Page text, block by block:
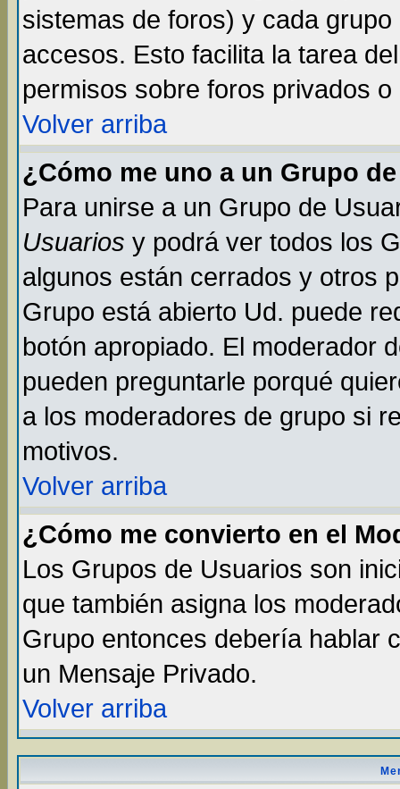
sistemas de foros) y cada
accesos. Esto facilita la tarea
permisos sobre foros privados
Volver arriba
¿Cómo me uno a un Grupo
Para unirse a un Grupo de
Usuarios y podrá ver todos los
algunos están cerrados y otros
Grupo está abierto Ud. puede
botón apropiado. El moderador
pueden preguntarle porqué
a los moderadores de grupo si
motivos.
Volver arriba
¿Cómo me convierto en el
Los Grupos de Usuarios son
que también asigna los
Grupo entonces debería hablar
un Mensaje Privado.
Volver arriba